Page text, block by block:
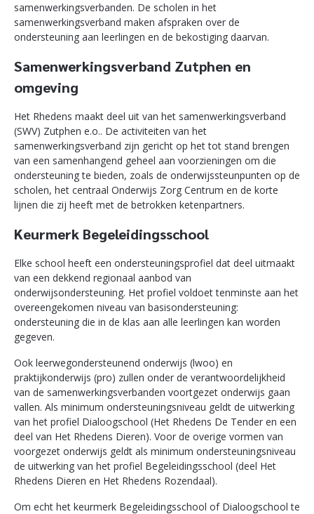
samenwerkingsverbanden. De scholen in het
samenwerkingsverband maken afspraken over de
ondersteuning aan leerlingen en de bekostiging daarvan.
Samenwerkingsverband Zutphen en
omgeving
Het Rhedens maakt deel uit van het samenwerkingsverband
(SWV) Zutphen e.o.. De activiteiten van het
samenwerkingsverband zijn gericht op het tot stand brengen
van een samenhangend geheel aan voorzieningen om die
ondersteuning te bieden, zoals de onderwijssteunpunten op de
scholen, het centraal Onderwijs Zorg Centrum en de korte
lijnen die zij heeft met de betrokken ketenpartners.
Keurmerk Begeleidingsschool
Elke school heeft een ondersteuningsprofiel dat deel uitmaakt
van een dekkend regionaal aanbod van
onderwijsondersteuning. Het profiel voldoet tenminste aan het
overeengekomen niveau van basisondersteuning:
ondersteuning die in de klas aan alle leerlingen kan worden
gegeven.
Ook leerwegondersteunend onderwijs (lwoo) en
praktijkonderwijs (pro) zullen onder de verantwoordelijkheid
van de samenwerkingsverbanden voortgezet onderwijs gaan
vallen. Als minimum ondersteuningsniveau geldt de uitwerking
van het profiel Dialoogschool (Het Rhedens De Tender en een
deel van Het Rhedens Dieren). Voor de overige vormen van
voorgezet onderwijs geldt als minimum ondersteuningsniveau
de uitwerking van het profiel Begeleidingsschool (deel Het
Rhedens Dieren en Het Rhedens Rozendaal).
Om echt het keurmerk Begeleidingsschool of Dialoogschool te